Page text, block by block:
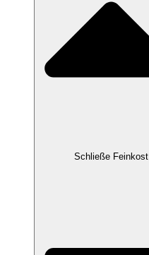
Schließe Feinkost